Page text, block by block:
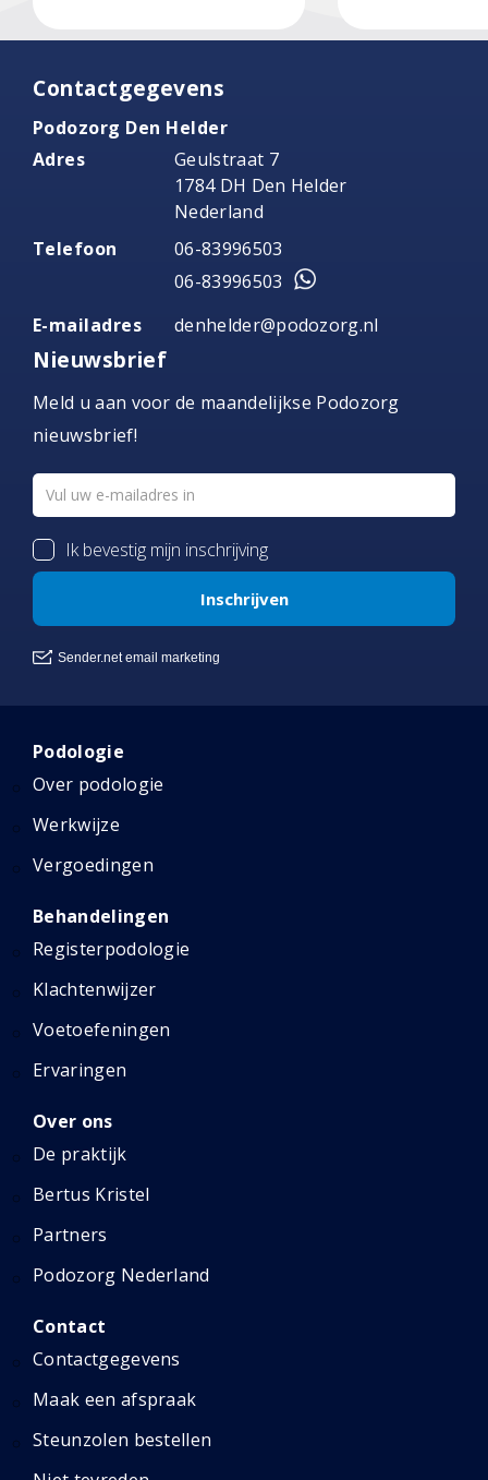
Contactgegevens
Podozorg Den Helder
Adres
Geulstraat 7
1784 DH Den Helder
Nederland
Telefoon
06-83996503
06-83996503
E-mailadres
denhelder@podozorg.nl
Nieuwsbrief
Meld u aan voor de maandelijkse Podozorg
nieuwsbrief!
Podologie
Over podologie
Werkwijze
Vergoedingen
Behandelingen
Registerpodologie
Klachtenwijzer
Voetoefeningen
Ervaringen
Over ons
De praktijk
Bertus Kristel
Partners
Podozorg Nederland
Contact
Contactgegevens
Maak een afspraak
Steunzolen bestellen